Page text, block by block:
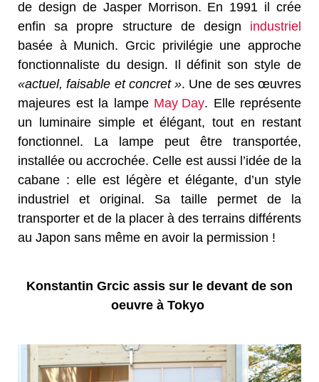
de design de Jasper Morrison. En 1991 il crée
enfin sa propre structure de design industriel
basée à Munich. Grcic privilégie une approche
fonctionnaliste du design. Il définit son style de
«actuel, faisable et concret ». Une de ses œuvres
majeures est la lampe May Day. Elle représente
un luminaire simple et élégant, tout en restant
fonctionnel. La lampe peut être transportée,
installée ou accrochée. Celle est aussi l’idée de la
cabane : elle est légère et élégante, d’un style
industriel et original. Sa taille permet de la
transporter et de la placer à des terrains différents
au Japon sans même en avoir la permission !
Konstantin Grcic assis sur le devant de son
oeuvre à Tokyo